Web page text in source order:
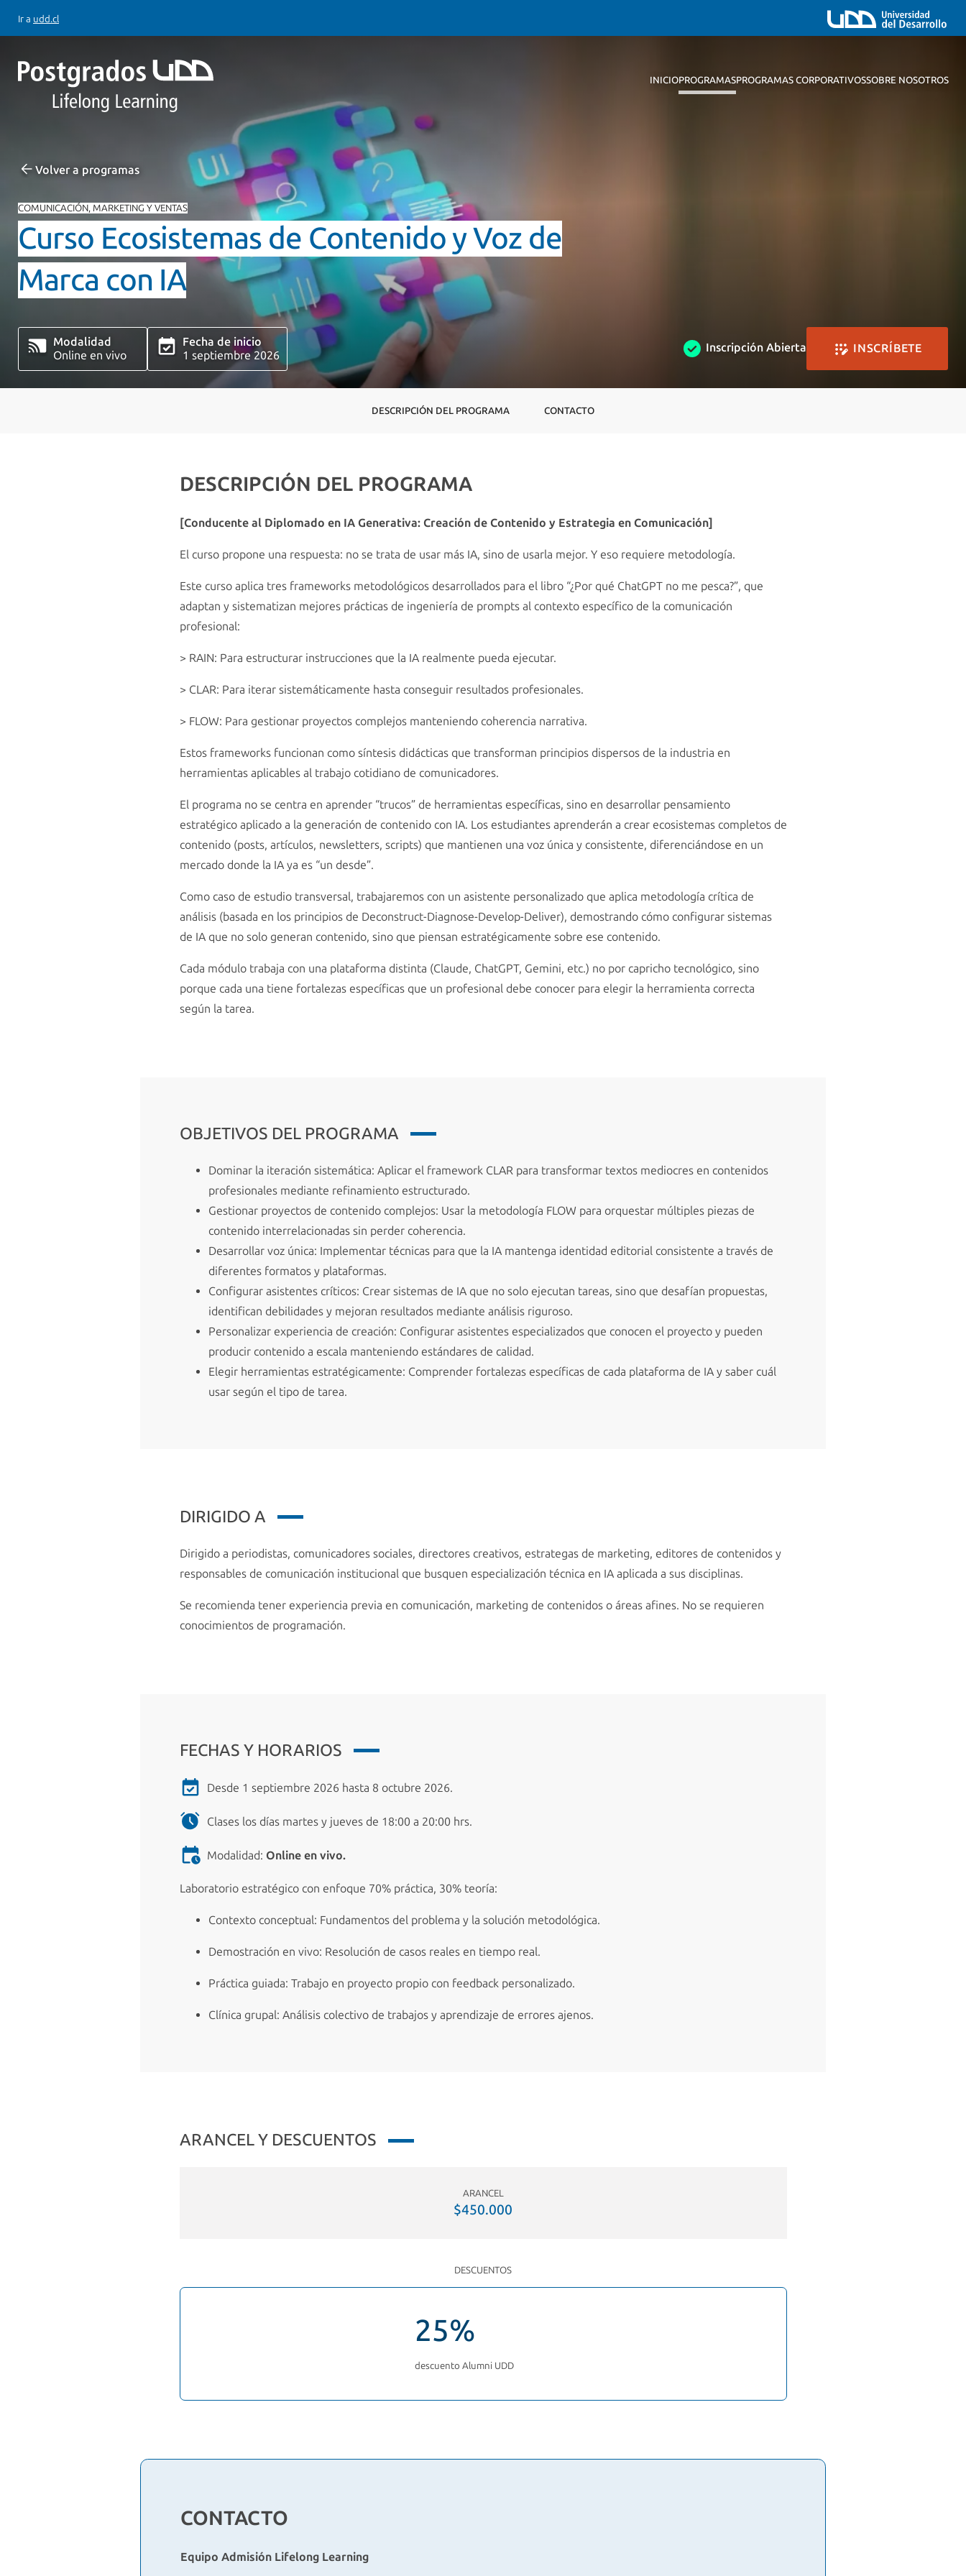
Ir a udd.cl
INICIOPROGRAMASPROGRAMAS CORPORATIVOSSOBRE NOSOTROS
Volver a programas
COMUNICACIÓN, MARKETING Y VENTAS
Curso Ecosistemas de Contenido y Voz de
Marca con IA
Modalidad
Online en vivo
Fecha de inicio
1 septiembre 2026
Inscripción Abierta INSCRÍBETE
DESCRIPCIÓN DEL PROGRAMA CONTACTO
DESCRIPCIÓN DEL PROGRAMA
[Conducente al Diplomado en IA Generativa: Creación de Contenido y Estrategia en Comunicación]
El curso propone una respuesta: no se trata de usar más IA, sino de usarla mejor. Y eso requiere metodología.
Este curso aplica tres frameworks metodológicos desarrollados para el libro “¿Por qué ChatGPT no me pesca?”, que
adaptan y sistematizan mejores prácticas de ingeniería de prompts al contexto específico de la comunicación
profesional:
> RAIN: Para estructurar instrucciones que la IA realmente pueda ejecutar.
> CLAR: Para iterar sistemáticamente hasta conseguir resultados profesionales.
> FLOW: Para gestionar proyectos complejos manteniendo coherencia narrativa.
Estos frameworks funcionan como síntesis didácticas que transforman principios dispersos de la industria en
herramientas aplicables al trabajo cotidiano de comunicadores.
El programa no se centra en aprender “trucos” de herramientas específicas, sino en desarrollar pensamiento
estratégico aplicado a la generación de contenido con IA. Los estudiantes aprenderán a crear ecosistemas completos de
contenido (posts, artículos, newsletters, scripts) que mantienen una voz única y consistente, diferenciándose en un
mercado donde la IA ya es “un desde”.
Como caso de estudio transversal, trabajaremos con un asistente personalizado que aplica metodología crítica de
análisis (basada en los principios de Deconstruct-Diagnose-Develop-Deliver), demostrando cómo configurar sistemas
de IA que no solo generan contenido, sino que piensan estratégicamente sobre ese contenido.
Cada módulo trabaja con una plataforma distinta (Claude, ChatGPT, Gemini, etc.) no por capricho tecnológico, sino
porque cada una tiene fortalezas específicas que un profesional debe conocer para elegir la herramienta correcta
según la tarea.
OBJETIVOS DEL PROGRAMA
Dominar la iteración sistemática: Aplicar el framework CLAR para transformar textos mediocres en contenidos
profesionales mediante refinamiento estructurado.
Gestionar proyectos de contenido complejos: Usar la metodología FLOW para orquestar múltiples piezas de
contenido interrelacionadas sin perder coherencia.
Desarrollar voz única: Implementar técnicas para que la IA mantenga identidad editorial consistente a través de
diferentes formatos y plataformas.
Configurar asistentes críticos: Crear sistemas de IA que no solo ejecutan tareas, sino que desafían propuestas,
identifican debilidades y mejoran resultados mediante análisis riguroso.
Personalizar experiencia de creación: Configurar asistentes especializados que conocen el proyecto y pueden
producir contenido a escala manteniendo estándares de calidad.
Elegir herramientas estratégicamente: Comprender fortalezas específicas de cada plataforma de IA y saber cuál
usar según el tipo de tarea.
DIRIGIDO A
Dirigido a periodistas, comunicadores sociales, directores creativos, estrategas de marketing, editores de contenidos y
responsables de comunicación institucional que busquen especialización técnica en IA aplicada a sus disciplinas.
Se recomienda tener experiencia previa en comunicación, marketing de contenidos o áreas afines. No se requieren
conocimientos de programación.
FECHAS Y HORARIOS
Desde 1 septiembre 2026 hasta 8 octubre 2026.
Clases los días martes y jueves de 18:00 a 20:00 hrs.
Modalidad: Online en vivo.
Laboratorio estratégico con enfoque 70% práctica, 30% teoría:
Contexto conceptual: Fundamentos del problema y la solución metodológica.
Demostración en vivo: Resolución de casos reales en tiempo real.
Práctica guiada: Trabajo en proyecto propio con feedback personalizado.
Clínica grupal: Análisis colectivo de trabajos y aprendizaje de errores ajenos.
ARANCEL Y DESCUENTOS
ARANCEL
$450.000
DESCUENTOS
25%
descuento Alumni UDD
CONTACTO
Equipo Admisión Lifelong Learning